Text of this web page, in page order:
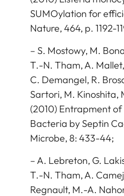
SUMOylation for
Nature, 464, p. 1192-
– S. Mostowy, M.
T.-N. Tham, A.
C. Demangel, R.
Sartori, M. Kinoshita,
(2010) Entrapment
Bacteria by Septin
Microbe, 8: 433-44;
– A. Lebreton, G.
T.-N. Tham, A.
Regnault, M.-A.